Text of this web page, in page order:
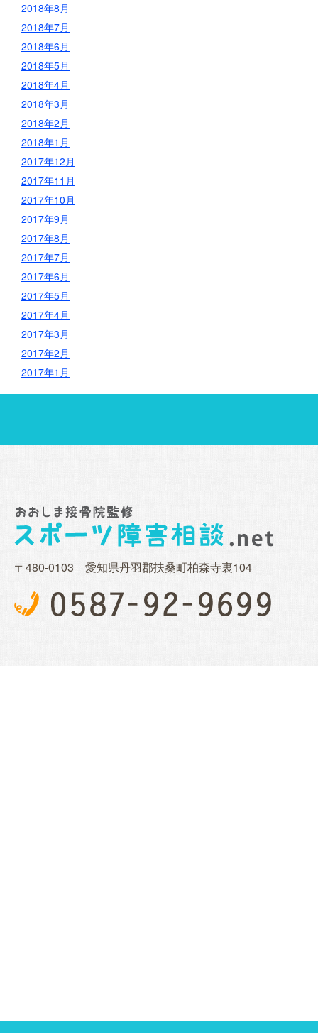
2018年8月
2018年7月
2018年6月
2018年5月
2018年4月
2018年3月
2018年2月
2018年1月
2017年12月
2017年11月
2017年10月
2017年9月
2017年8月
2017年7月
2017年6月
2017年5月
2017年4月
2017年3月
2017年2月
2017年1月
〒480-0103 愛知県丹羽郡扶桑町柏森寺裏104